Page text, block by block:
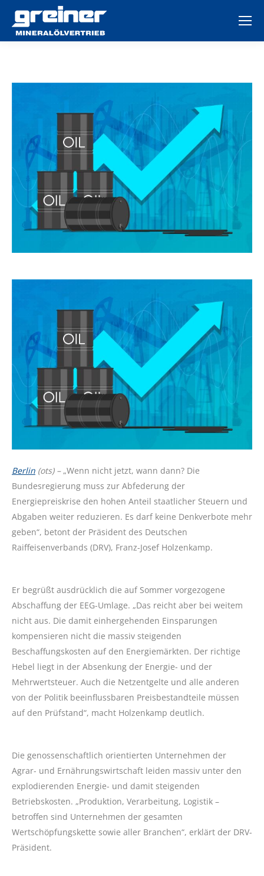
Berlin (ots) – „Wenn nicht jetzt, wann dann? Die
Bundesregierung muss zur Abfederung der
Energiepreiskrise den hohen Anteil staatlicher Steuern und
Abgaben weiter reduzieren. Es darf keine Denkverbote mehr
geben“, betont der Präsident des Deutschen
Raiffeisenverbands (DRV), Franz-Josef Holzenkamp.
Er begrüßt ausdrücklich die auf Sommer vorgezogene
Abschaffung der EEG-Umlage. „Das reicht aber bei weitem
nicht aus. Die damit einhergehenden Einsparungen
kompensieren nicht die massiv steigenden
Beschaffungskosten auf den Energiemärkten. Der richtige
Hebel liegt in der Absenkung der Energie- und der
Mehrwertsteuer. Auch die Netzentgelte und alle anderen
von der Politik beeinflussbaren Preisbestandteile müssen
auf den Prüfstand“, macht Holzenkamp deutlich.
Die genossenschaftlich orientierten Unternehmen der
Agrar- und Ernährungswirtschaft leiden massiv unter den
explodierenden Energie- und damit steigenden
Betriebskosten. „Produktion, Verarbeitung, Logistik –
betroffen sind Unternehmen der gesamten
Wertschöpfungskette sowie aller Branchen“, erklärt der DRV-
Präsident.